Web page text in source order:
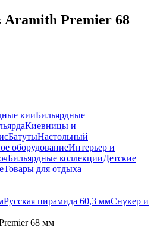
Premier 68
кииБильярдные
Киевницы и
БатутыНастольный
оборудованиеИнтерьер и
Бильярдные коллекцииДетские
Товары для отдыха
Русская пирамида 60,3 ммСнукер и
68 мм